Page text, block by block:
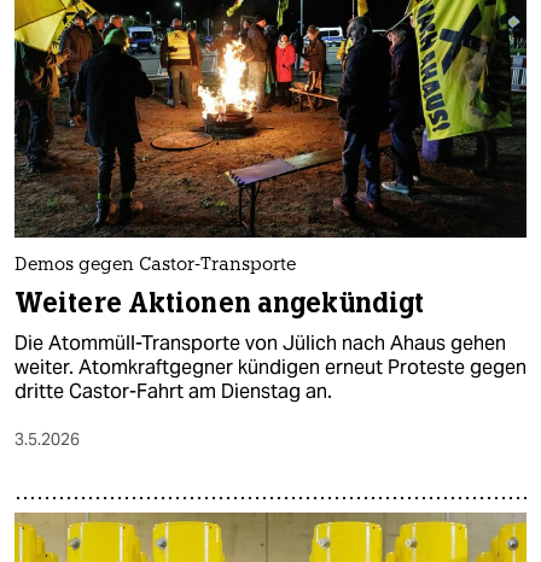
Demos gegen Castor-Transporte
Weitere Aktionen angekündigt
Die Atommüll-Transporte von Jülich nach Ahaus gehen
weiter. Atomkraftgegner kündigen erneut Proteste gegen
dritte Castor-Fahrt am Dienstag an.
3.5.2026